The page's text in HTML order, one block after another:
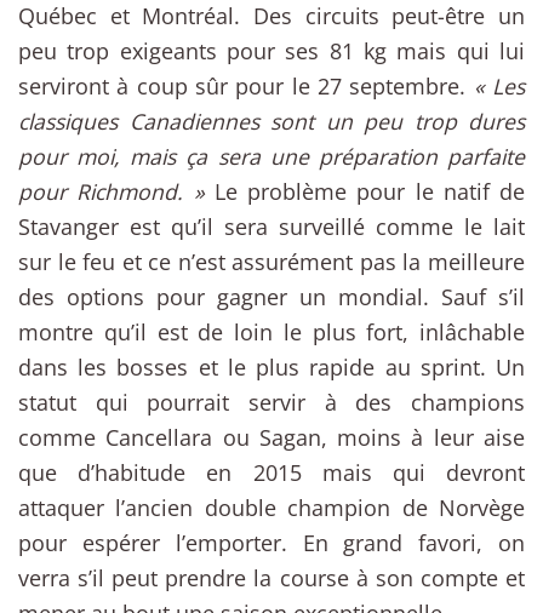
Québec et Montréal. Des circuits peut-être un
peu trop exigeants pour ses 81 kg mais qui lui
serviront à coup sûr pour le 27 septembre. « Les
classiques Canadiennes sont un peu trop dures
pour moi, mais ça sera une préparation parfaite
pour Richmond. »Le problème pour le natif de
Stavanger est qu’il sera surveillé comme le lait
sur le feu et ce n’est assurément pas la meilleure
des options pour gagner un mondial. Sauf s’il
montre qu’il est de loin le plus fort, inlâchable
dans les bosses et le plus rapide au sprint. Un
statut qui pourrait servir à des champions
comme Cancellara ou Sagan, moins à leur aise
que d’habitude en 2015 mais qui devront
attaquer l’ancien double champion de Norvège
pour espérer l’emporter. En grand favori, on
verra s’il peut prendre la course à son compte et